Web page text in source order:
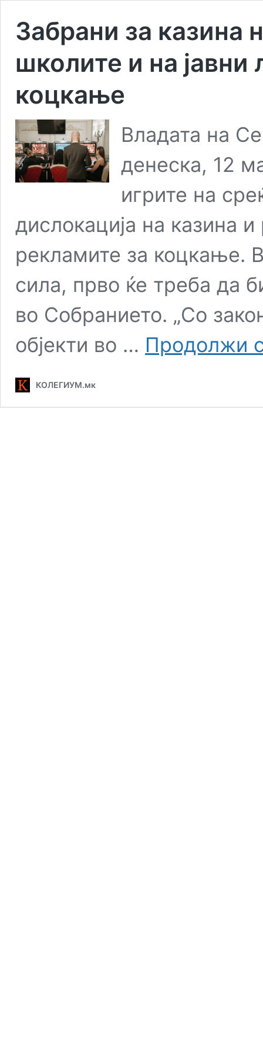
Забрани за казина
школите и на
коцкање
Владата на
денеска, 12
игрите на
дислокација на казина
рекламите за коцкање.
сила, прво ќе треба да
во Собранието. „Со
објекти во … Продолжи
КОЛЕГИУМ.мк